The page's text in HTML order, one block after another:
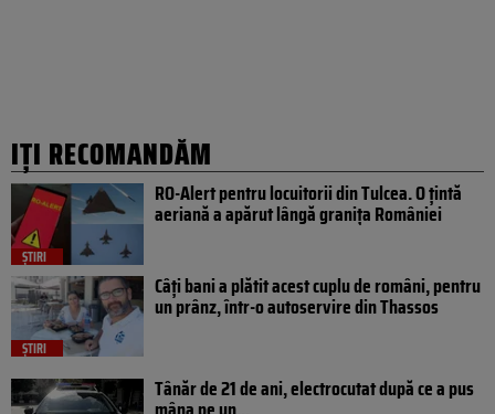
IȚI RECOMANDĂM
ȘTIRI
RO-Alert pentru locuitorii din Tulcea. O țintă
aeriană a apărut lângă granița României
ȘTIRI
Câți bani a plătit acest cuplu de români, pentru
un prânz, într-o autoservire din Thassos
Tânăr de 21 de ani, electrocutat după ce a pus